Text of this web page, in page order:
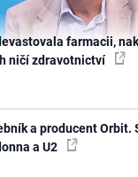
farmacii,
ničí zdravotnictví
a producent Orbit.
a U2